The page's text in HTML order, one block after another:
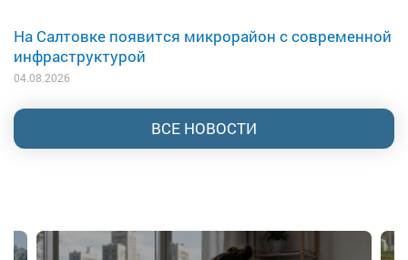
На Салтовке появится микрорайон с современной
инфраструктурой
04.08.2026
ВСЕ НОВОСТИ